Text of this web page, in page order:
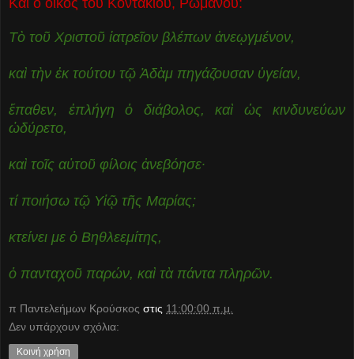
Τὸ τοῦ Χριστοῦ ἰατρεῖον βλέπων ἀνεῳγμένον,
καὶ τὴν ἐκ τούτου τῷ Ἀδὰμ πηγάζουσαν ὑγείαν,
ἔπαθεν, ἐπλήγη ὁ διάβολος, καὶ ὡς κινδυνεύων
ὠδύρετο,
καὶ τοῖς αὐτοῦ φίλοις ἀνεβόησε·
τί ποιήσω τῷ Υἱῷ τῆς Μαρίας;
κτείνει με ὁ Βηθλεεμίτης,
ὁ πανταχοῦ παρών, καὶ τὰ πάντα πληρῶν.
π Παντελεήμων Kρούσκος στις 11:00:00 π.μ.
Δεν υπάρχουν σχόλια:
Κοινή χρήση